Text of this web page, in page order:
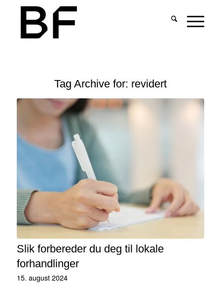
Tag Archive for: revidert
Slik forbereder du deg til lokale
forhandlinger
15. august 2024